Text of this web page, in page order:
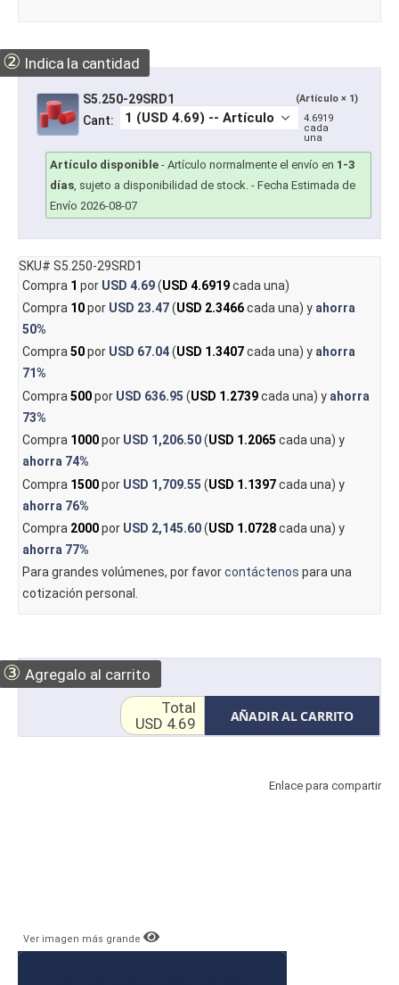
② Indica la cantidad
S5.250-29SRD1 (Artículo × 1)
Cant:
4.6919
cada
una
Artículo disponible - Artículo normalmente el envío en 1-3
días, sujeto a disponibilidad de stock. - Fecha Estimada de
Envío 2026-08-07
SKU# S5.250-29SRD1
Compra 1 por USD 4.69(USD 4.6919cada una)
Compra 10por USD 23.47(USD 2.3466cada una) y ahorra
50%
Compra50por USD 67.04(USD 1.3407cada una) y ahorra
71%
Compra 500por USD 636.95 (USD 1.2739cada una) y ahorra
73%
Compra 1000por USD 1,206.50(USD 1.2065 cada una) y
ahorra 74%
Compra 1500por USD 1,709.55 (USD 1.1397cada una) y
ahorra 76%
Compra 2000por USD 2,145.60(USD 1.0728cada una) y
ahorra 77%
Para grandes volúmenes, por favorcontáctenos para una
cotización personal.
③ Agregalo al carrito
AÑADIR AL CARRITO
Total
USD 4.69
Enlace para compartir
Ver imagen más grande